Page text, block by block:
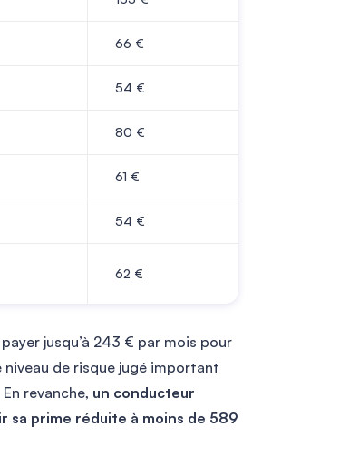
66 €
54 €
80 €
61 €
54 €
62 €
jusqu’à 243 € par mois pour
de risque jugé important
revanche, un conducteur
sa prime réduite à moins de 589